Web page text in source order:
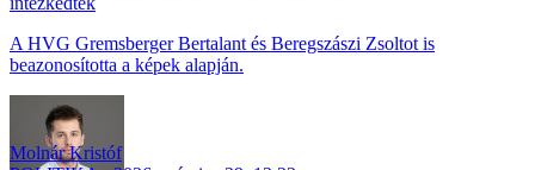
A HVG Gremsberger Bertalant és Beregszászi Zsoltot is
beazonosította a képek alapján.
Molnár Kristóf